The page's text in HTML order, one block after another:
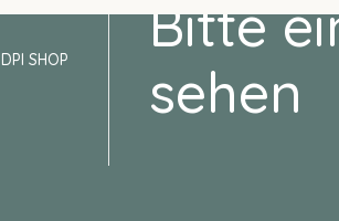
DPI SHOP
Bitte
sehen